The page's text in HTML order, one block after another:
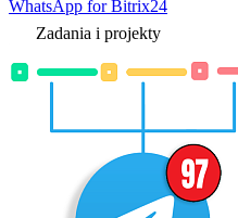
WhatsApp for Bitrix24
Zadania i projekty